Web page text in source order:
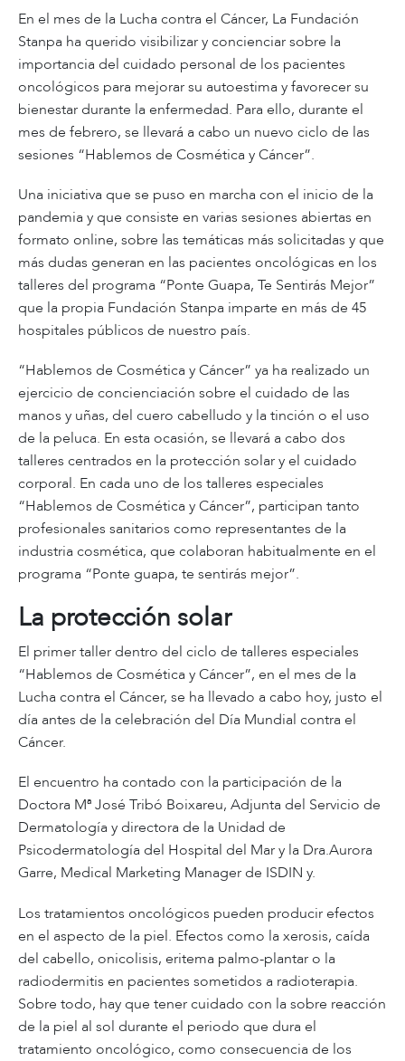
En el mes de la Lucha contra el Cáncer, La Fundación
Stanpa ha querido visibilizar y concienciar sobre la
importancia del cuidado personal de los pacientes
oncológicos para mejorar su autoestima y favorecer su
bienestar durante la enfermedad. Para ello, durante el
mes de febrero, se llevará a cabo un nuevo ciclo de las
sesiones “Hablemos de Cosmética y Cáncer”.
Una iniciativa que se puso en marcha con el inicio de la
pandemia y que consiste en varias sesiones abiertas en
formato online, sobre las temáticas más solicitadas y que
más dudas generan en las pacientes oncológicas en los
talleres del programa “Ponte Guapa, Te Sentirás Mejor”
que la propia Fundación Stanpa imparte en más de 45
hospitales públicos de nuestro país.
“Hablemos de Cosmética y Cáncer” ya ha realizado un
ejercicio de concienciación sobre el cuidado de las
manos y uñas, del cuero cabelludo y la tinción o el uso
de la peluca. En esta ocasión, se llevará a cabo dos
talleres centrados en la protección solar y el cuidado
corporal. En cada uno de los talleres especiales
“Hablemos de Cosmética y Cáncer”, participan tanto
profesionales sanitarios como representantes de la
industria cosmética, que colaboran habitualmente en el
programa “Ponte guapa, te sentirás mejor”.
La protección solar
El primer taller dentro del ciclo de talleres especiales
“Hablemos de Cosmética y Cáncer”, en el mes de la
Lucha contra el Cáncer, se ha llevado a cabo hoy, justo el
día antes de la celebración del Día Mundial contra el
Cáncer.
El encuentro ha contado con la participación de la
Doctora Mª José Tribó Boixareu, Adjunta del Servicio de
Dermatología y directora de la Unidad de
Psicodermatología del Hospital del Mar y la Dra.Aurora
Garre, Medical Marketing Manager de ISDIN y.
Los tratamientos oncológicos pueden producir efectos
en el aspecto de la piel. Efectos como la xerosis, caída
del cabello, onicolisis, eritema palmo-plantar o la
radiodermitis en pacientes sometidos a radioterapia.
Sobre todo, hay que tener cuidado con la sobre reacción
de la piel al sol durante el periodo que dura el
tratamiento oncológico, como consecuencia de los